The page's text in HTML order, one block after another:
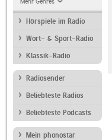
Hörspiele im Radio
Wort- & Sport-Radio
Klassik-Radio
Radiosender
Beliebteste Radios
Beliebteste Podcasts
Mein phonostar
DR P3